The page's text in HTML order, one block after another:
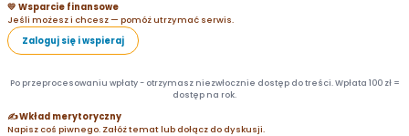
💛 Wsparcie finansowe
Jeśli możesz i chcesz — pomóż utrzymać serwis.
Zaloguj się i wspieraj
Po przeprocesowaniu wpłaty - otrzymasz niezwłocznie dostęp do treści. Wpłata 100 zł =
dostęp na rok.
✍️ Wkład merytoryczny
Napisz coś piwnego. Załóż temat lub dołącz do dyskusji.